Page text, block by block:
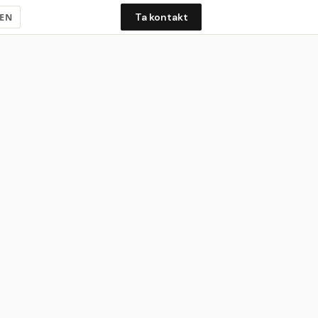
EN Ta kontakt